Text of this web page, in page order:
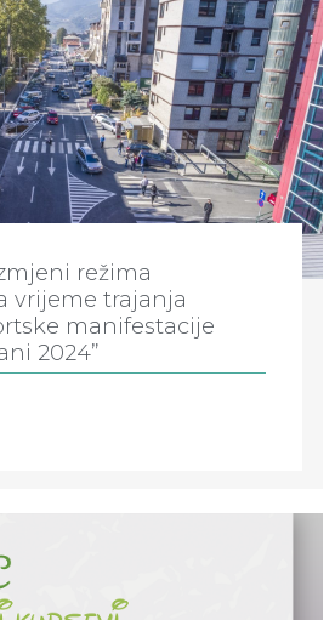
režima
vrijeme trajanja
manifestacije
2024”